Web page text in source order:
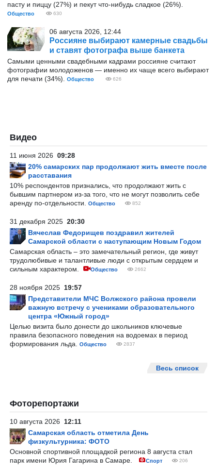
пасту и пиццу (27%) и пекут что-нибудь сладкое (26%).
Общество 630
06 августа 2026, 12:44
Россияне выбирают камерные свадьбы
и ставят фотографа выше банкета
Самыми ценными свадебными кадрами россияне считают
фотографии молодоженов — именно их чаще всего выбирают
для печати (34%).
Общество 626
Видео
11 июня 2026 09:28
20% самарских пар продолжают жить вместе после
расставания
10% респондентов признались, что продолжают жить с
бывшим партнером из-за того, что не могут позволить себе
аренду по-отдельности.
Общество 852
31 декабря 2025 20:30
Вячеслав Федорищев поздравил жителей
Самарской области с наступающим Новым Годом
Самарская область – это замечательный регион, где живут
трудолюбивые и талантливые люди с открытым сердцем и
сильным характером.
Общество 2662
28 ноября 2025 19:57
Представители МЧС Волжского района провели
важную встречу с учениками образовательного
центра «Южный город»
Целью визита было донести до школьников ключевые
правила безопасного поведения на водоемах в период
формирования льда.
Общество 2837
Весь список
Фоторепортажи
10 августа 2026 12:11
Самарская область отметила День
физкультурника: ФОТО
Основной спортивной площадкой региона 8 августа стал
парк имени Юрия Гагарина в Самаре.
Спорт 206